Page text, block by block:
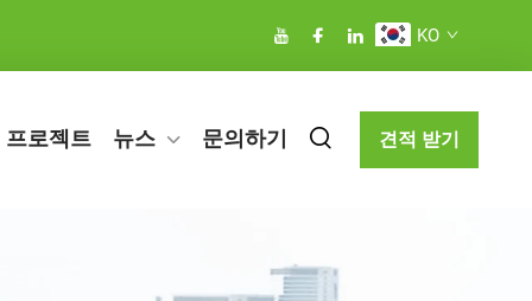
KO
프로젝트 뉴스 문의하기 견적 받기